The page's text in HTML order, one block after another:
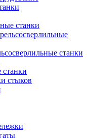
станки
станки
стыков